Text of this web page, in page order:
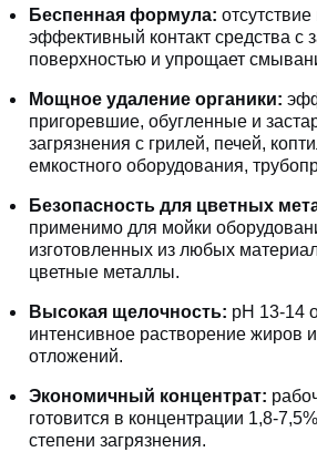
Беспенная формула:
эффективный контакт средства с
поверхностью и упрощает
Мощное удаление органики:
пригоревшие, обугленные и
загрязнения с грилей, печей,
емкостного оборудования,
Безопасность для цветных
применимо для мойки
изготовленных из любых
цветные металлы.
Высокая щелочность: pH 13-14
интенсивное растворение жиров
отложений.
Экономичный концентрат:
готовится в концентрации 1,8-
степени загрязнения.